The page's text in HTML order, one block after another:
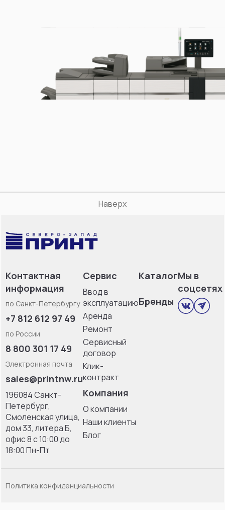
Наверх
Контактная
информация
по Санкт-Петербургу
+7 812 612 97 49
по России
8 800 301 17 49
Электронная почта
sales@printnw.ru
196084 Санкт-
Петербург,
Смоленская улица,
дом 33, литерa Б,
офис 8 с 10:00 до
18:00 Пн-Пт
Сервис
Ввод в
эксплуатацию
Аренда
Ремонт
Сервисный
договор
Клик-
контракт
Компания
О компании
Наши клиенты
Блог
Каталог
Бренды
Мы в
соцсетях
Политика конфиденциальности